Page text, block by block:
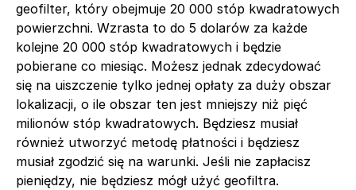
geofilter, który obejmuje 20 000 stóp kwadratowych
powierzchni. Wzrasta to do 5 dolarów za każde
kolejne 20 000 stóp kwadratowych i będzie
pobierane co miesiąc. Możesz jednak zdecydować
się na uiszczenie tylko jednej opłaty za duży obszar
lokalizacji, o ile obszar ten jest mniejszy niż pięć
milionów stóp kwadratowych. Będziesz musiał
również utworzyć metodę płatności i będziesz
musiał zgodzić się na warunki. Jeśli nie zapłacisz
pieniędzy, nie będziesz mógł użyć geofiltra.